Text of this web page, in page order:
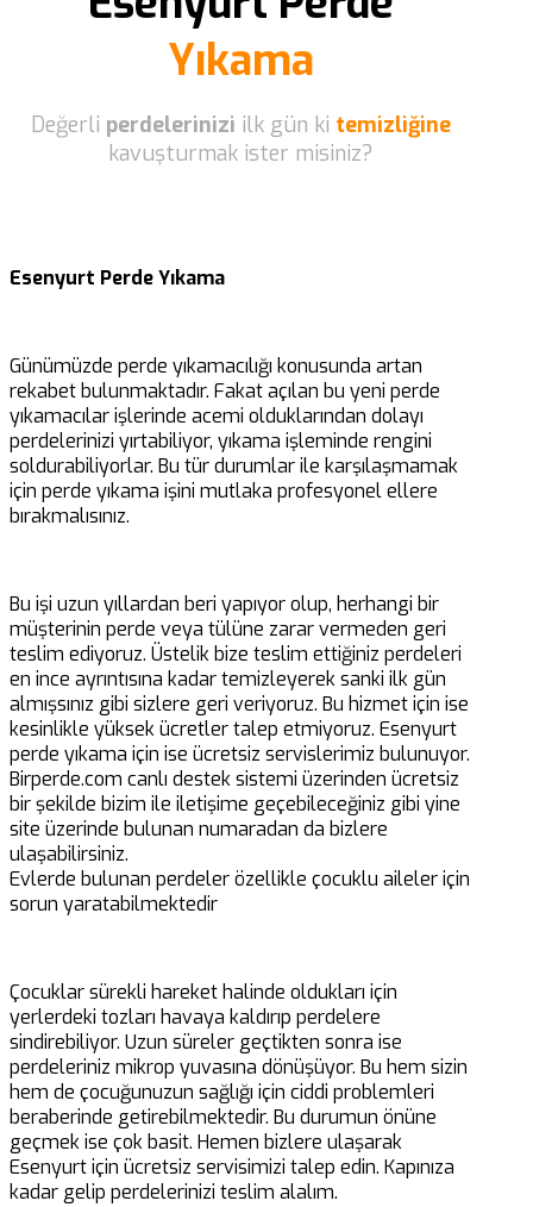
Yıkama
Değerli perdelerinizi ilk gün ki temizliğine
kavuşturmak ister misiniz?
Esenyurt Perde Yıkama
Günümüzde perde yıkamacılığı konusunda artan
rekabet bulunmaktadır. Fakat açılan bu yeni perde
yıkamacılar işlerinde acemi olduklarından dolayı
perdelerinizi yırtabiliyor, yıkama işleminde rengini
soldurabiliyorlar. Bu tür durumlar ile karşılaşmamak
için perde yıkama işini mutlaka profesyonel ellere
bırakmalısınız.
Bu işi uzun yıllardan beri yapıyor olup, herhangi bir
müşterinin perde veya tülüne zarar vermeden geri
teslim ediyoruz. Üstelik bize teslim ettiğiniz perdeleri
en ince ayrıntısına kadar temizleyerek sanki ilk gün
almışsınız gibi sizlere geri veriyoruz. Bu hizmet için ise
kesinlikle yüksek ücretler talep etmiyoruz. Esenyurt
perde yıkama için ise ücretsiz servislerimiz bulunuyor.
Birperde.com canlı destek sistemi üzerinden ücretsiz
bir şekilde bizim ile iletişime geçebileceğiniz gibi yine
site üzerinde bulunan numaradan da bizlere
ulaşabilirsiniz.
Evlerde bulunan perdeler özellikle çocuklu aileler için
sorun yaratabilmektedir
Çocuklar sürekli hareket halinde oldukları için
yerlerdeki tozları havaya kaldırıp perdelere
sindirebiliyor. Uzun süreler geçtikten sonra ise
perdeleriniz mikrop yuvasına dönüşüyor. Bu hem sizin
hem de çocuğunuzun sağlığı için ciddi problemleri
beraberinde getirebilmektedir. Bu durumun önüne
geçmek ise çok basit. Hemen bizlere ulaşarak
Esenyurt için ücretsiz servisimizi talep edin. Kapınıza
kadar gelip perdelerinizi teslim alalım.